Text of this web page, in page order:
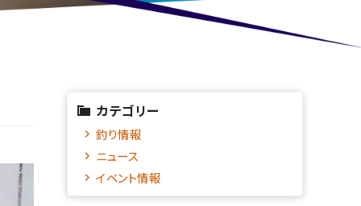
カテゴリー
釣り情報
ニュース
イベント情報